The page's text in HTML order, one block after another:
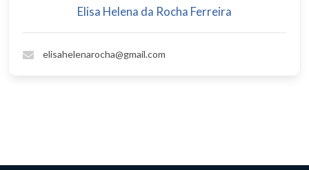
Elisa Helena da Rocha Ferreira
elisahelenarocha@gmail.com